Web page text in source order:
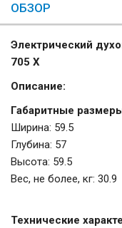
ОБЗОР
Электрический
705 X
Описание:
Габаритные
Ширина: 59.5
Глубина: 57
Высота: 59.5
Вес, не более, кг: 30.9
Технические